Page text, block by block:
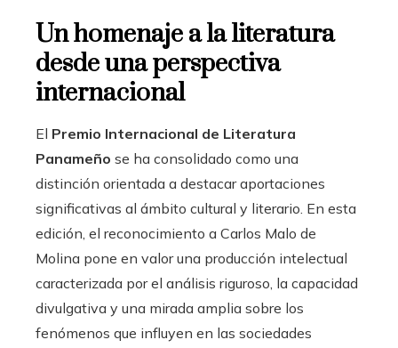
Un homenaje a la literatura
desde una perspectiva
internacional
El Premio Internacional de Literatura
Panameño se ha consolidado como una
distinción orientada a destacar aportaciones
significativas al ámbito cultural y literario. En esta
edición, el reconocimiento a Carlos Malo de
Molina pone en valor una producción intelectual
caracterizada por el análisis riguroso, la capacidad
divulgativa y una mirada amplia sobre los
fenómenos que influyen en las sociedades